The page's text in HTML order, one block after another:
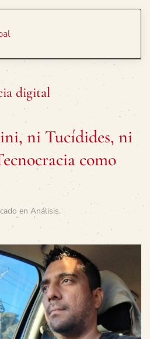
digital
ni Tucídides, ni
como
en Análisis.